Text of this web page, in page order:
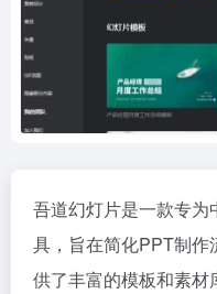
吾道幻灯片是一款专
具，旨在简化PPT制作
供了丰富的模板和素